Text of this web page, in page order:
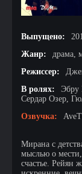
Выпущено:
Жанр:
драма,
Режиссер:
В ролях:
Эбру
Сердар Озер,
Озвучка:
Мирана с
мыслью о мести,
счастье. Рейян